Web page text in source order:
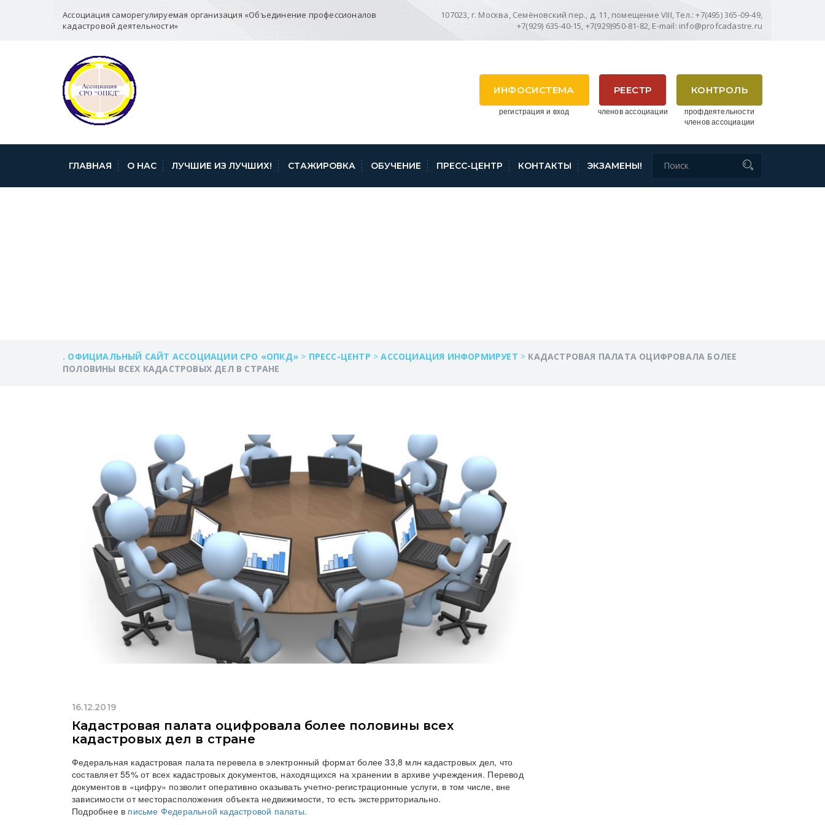
Ассоциация саморегулируемая организация «Объединение профессионалов
кадастровой деятельности»
107023, г. Москва, Семёновский пер., д. 11, помещение VIII, Тел.: +7(495) 365-09-49,
+7(929) 635-40-15, +7(929)950-81-82, E-mail: info@profcadastre.ru
КОНТРОЛЬ
профдеятельности
членов ассоциации
РЕЕСТР
членов ассоциации
ИНФОСИСТЕМА
регистрация и вход
ГЛАВНАЯ О НАС ЛУЧШИЕ ИЗ ЛУЧШИХ! СТАЖИРОВКА ОБУЧЕНИЕ ПРЕСС-ЦЕНТР КОНТАКТЫ ЭКЗАМЕНЫ!
. ОФИЦИАЛЬНЫЙ САЙТ АССОЦИАЦИИ СРО «ОПКД» > ПРЕСС-ЦЕНТР >АССОЦИАЦИЯ ИНФОРМИРУЕТ > КАДАСТРОВАЯ ПАЛАТА ОЦИФРОВАЛА БОЛЕЕ
ПОЛОВИНЫ ВСЕХ КАДАСТРОВЫХ ДЕЛ В СТРАНЕ
16.12.2019
Кадастровая палата оцифровала более половины всех
кадастровых дел в стране
Федеральная кадастровая палата перевела в электронный формат более 33,8 млн кадастровых дел, что
составляет 55% от всех кадастровых документов, находящихся на хранении в архиве учреждения. Перевод
документов в «цифру» позволит оперативно оказывать учетно-регистрационные услуги, в том числе, вне
зависимости от месторасположения объекта недвижимости, то есть экстерриториально.
Подробнее в письме Федеральной кадастровой палаты.